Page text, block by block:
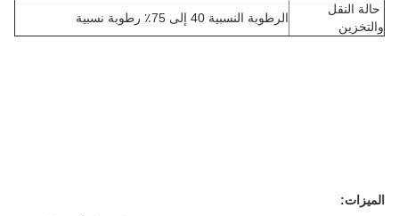
حالة النقل
والتخزين
الرطوبة النسبية 40 إلى 75٪ رطوبة نسبية
الميزات: